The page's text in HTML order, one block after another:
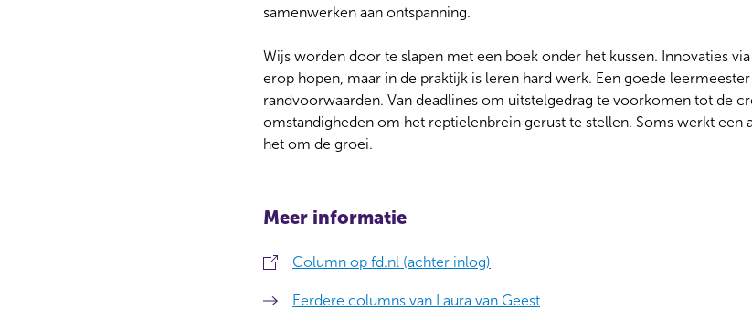
samenwerken aan ontspanning.
Wijs worden door te slapen met een boek onder het kussen. Innovaties
erop hopen, maar in de praktijk is leren hard werk. Een goede
randvoorwaarden. Van deadlines om uitstelgedrag te voorkomen tot de
omstandigheden om het reptielenbrein gerust te stellen. Soms werkt een
het om de groei.
Meer informatie
Column op fd.nl (achter inlog)
Eerdere columns van Laura van Geest